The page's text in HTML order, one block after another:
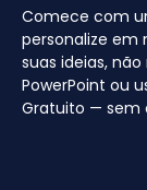
Comece com
personalize em
suas ideias,
PowerPoint ou
Gratuito — sem